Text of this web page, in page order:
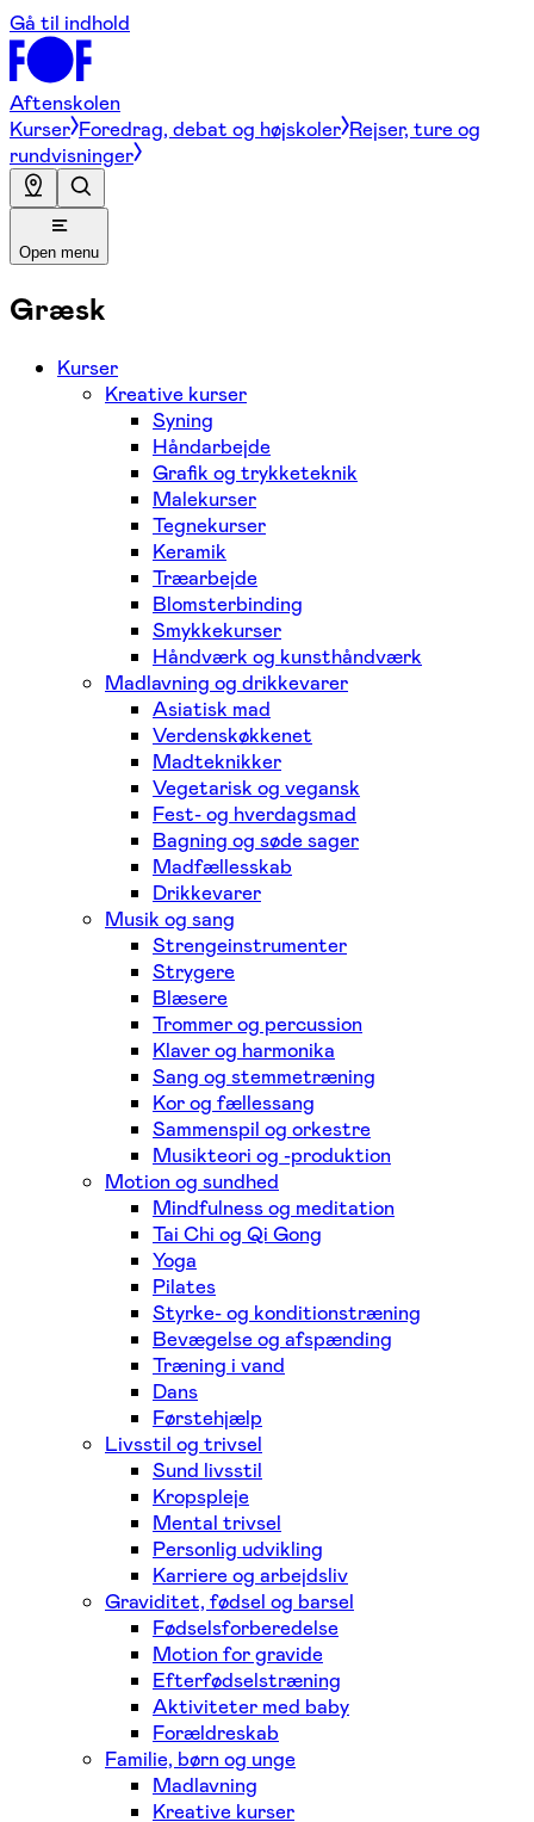
Gå til indhold
Aftenskolen
Kurser Foredrag, debat og højskoler Rejser, ture og
rundvisninger
Open menu
Græsk
Kurser
Kreative kurser
Syning
Håndarbejde
Grafik og trykketeknik
Malekurser
Tegnekurser
Keramik
Træarbejde
Blomsterbinding
Smykkekurser
Håndværk og kunsthåndværk
Madlavning og drikkevarer
Asiatisk mad
Verdenskøkkenet
Madteknikker
Vegetarisk og vegansk
Fest- og hverdagsmad
Bagning og søde sager
Madfællesskab
Drikkevarer
Musik og sang
Strengeinstrumenter
Strygere
Blæsere
Trommer og percussion
Klaver og harmonika
Sang og stemmetræning
Kor og fællessang
Sammenspil og orkestre
Musikteori og -produktion
Motion og sundhed
Mindfulness og meditation
Tai Chi og Qi Gong
Yoga
Pilates
Styrke- og konditionstræning
Bevægelse og afspænding
Træning i vand
Dans
Førstehjælp
Livsstil og trivsel
Sund livsstil
Kropspleje
Mental trivsel
Personlig udvikling
Karriere og arbejdsliv
Graviditet, fødsel og barsel
Fødselsforberedelse
Motion for gravide
Efterfødselstræning
Aktiviteter med baby
Forældreskab
Familie, børn og unge
Madlavning
Kreative kurser